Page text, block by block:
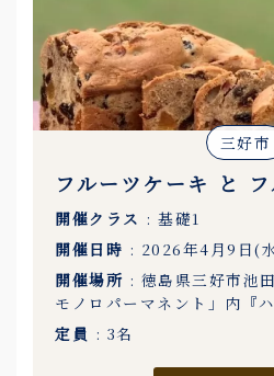
三好市
フルーツケーキ と
開催クラス : 基礎1
開催日時 : 2026年4月9日(
開催場所 : 徳島県三好市池
モノロパーマネント」内『
定員 : 3名